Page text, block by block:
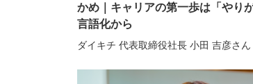
かめ｜キャリアの第一歩は「やり
言語化から
ダイキチ 代表取締役社長 小田 吉彦さん